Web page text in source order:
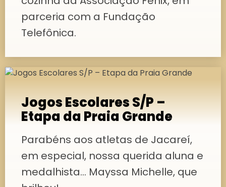
parceria com a Fundação
Telefônica.
Jogos Escolares S/P –
Etapa da Praia Grande
Parabéns aos atletas de Jacareí,
em especial, nossa querida aluna e
medalhista… Mayssa Michelle, que